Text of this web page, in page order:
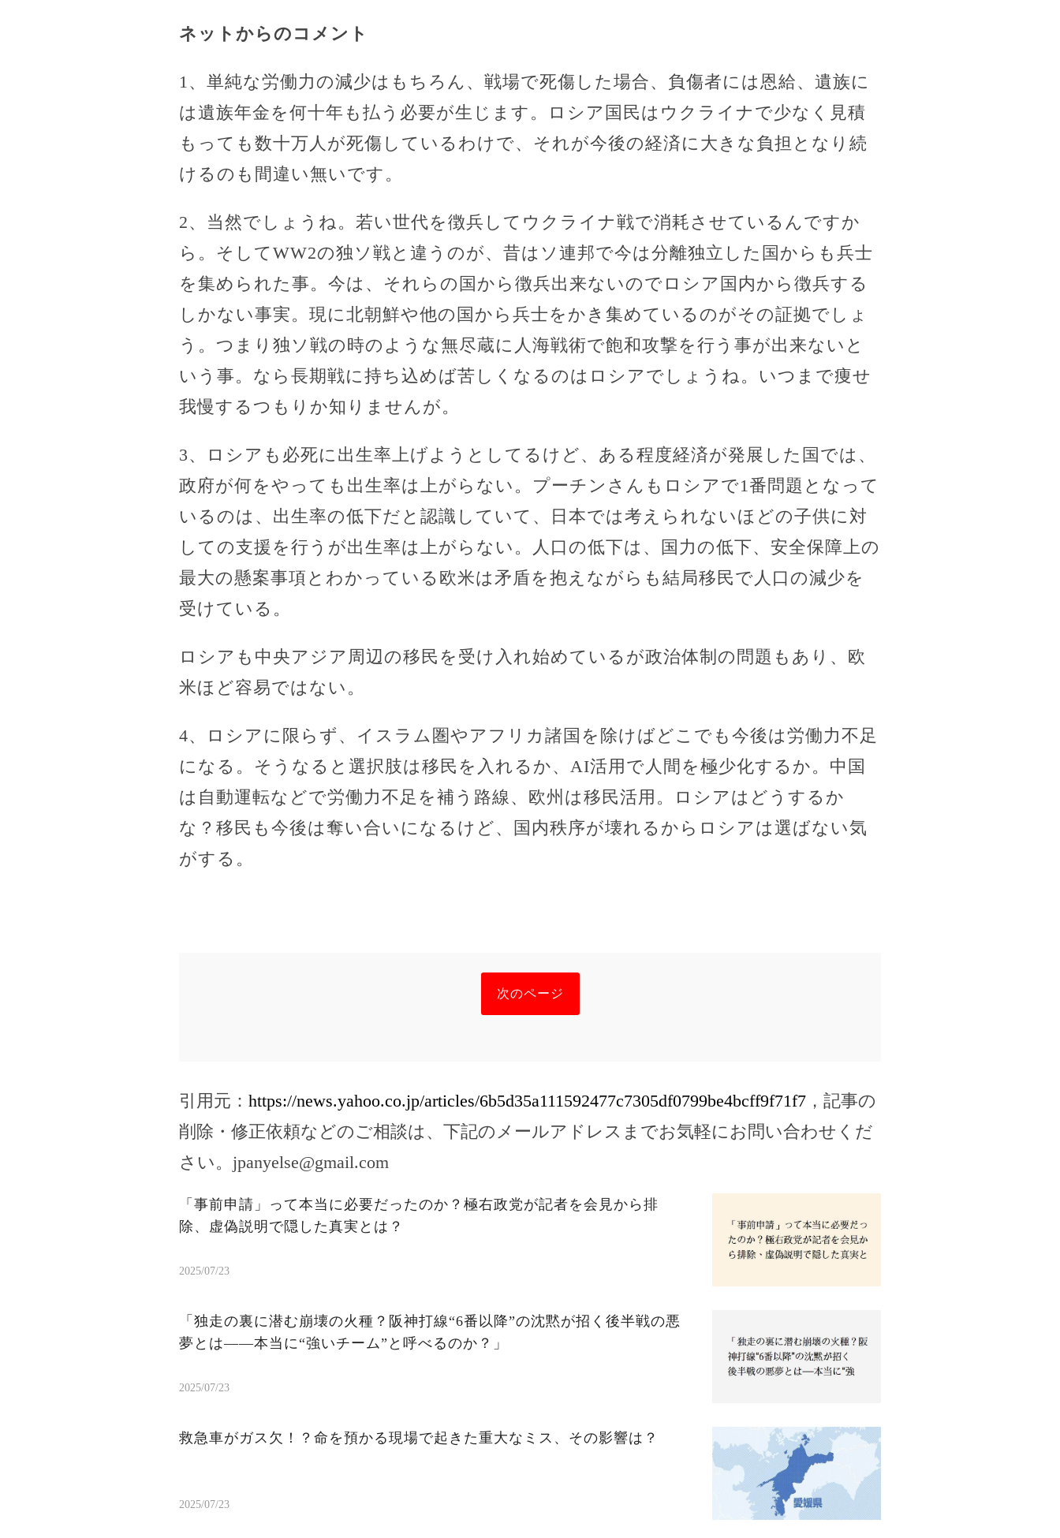
ネットからのコメント
1、単純な労働力の減少はもちろん、戦場で死傷した場合、負傷者には恩給、遺族に
は遺族年金を何十年も払う必要が生じます。ロシア国民はウクライナで少なく見積
もっても数十万人が死傷しているわけで、それが今後の経済に大きな負担となり続
けるのも間違い無いです。
2、当然でしょうね。若い世代を徴兵してウクライナ戦で消耗させているんですか
ら。そしてWW2の独ソ戦と違うのが、昔はソ連邦で今は分離独立した国からも兵士
を集められた事。今は、それらの国から徴兵出来ないのでロシア国内から徴兵する
しかない事実。現に北朝鮮や他の国から兵士をかき集めているのがその証拠でしょ
う。つまり独ソ戦の時のような無尽蔵に人海戦術で飽和攻撃を行う事が出来ないと
いう事。なら長期戦に持ち込めば苦しくなるのはロシアでしょうね。いつまで痩せ
我慢するつもりか知りませんが。
3、ロシアも必死に出生率上げようとしてるけど、ある程度経済が発展した国では、
政府が何をやっても出生率は上がらない。プーチンさんもロシアで1番問題となって
いるのは、出生率の低下だと認識していて、日本では考えられないほどの子供に対
しての支援を行うが出生率は上がらない。人口の低下は、国力の低下、安全保障上の
最大の懸案事項とわかっている欧米は矛盾を抱えながらも結局移民で人口の減少を
受けている。
ロシアも中央アジア周辺の移民を受け入れ始めているが政治体制の問題もあり、欧
米ほど容易ではない。
4、ロシアに限らず、イスラム圏やアフリカ諸国を除けばどこでも今後は労働力不足
になる。そうなると選択肢は移民を入れるか、AI活用で人間を極少化するか。中国
は自動運転などで労働力不足を補う路線、欧州は移民活用。ロシアはどうするか
な？移民も今後は奪い合いになるけど、国内秩序が壊れるからロシアは選ばない気
がする。
次のページ
引用元： https://news.yahoo.co.jp/articles/6b5d35a111592477c7305df0799be4bcff9f71f7 ，記事の
削除・修正依頼などのご相談は、下記のメールアドレスまでお気軽にお問い合わせくだ
さい。 jpanyelse@gmail.com
「事前申請」って本当に必要だったのか？極右政党が記者を会見から排
除、虚偽説明で隠した真実とは？
2025/07/23
「独走の裏に潜む崩壊の火種？阪神打線“6番以降”の沈黙が招く後半戦の悪
夢とは——本当に“強いチーム”と呼べるのか？」
2025/07/23
救急車がガス欠！？命を預かる現場で起きた重大なミス、その影響は？
2025/07/23